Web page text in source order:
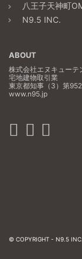
八王子天神町
N9.5 INC.
ABOUT
株式会社エヌキューテ
宅地建物取引業
東京都知事（3）第
www.n95.jp
© COPYRIGHT - N9.5 INC.